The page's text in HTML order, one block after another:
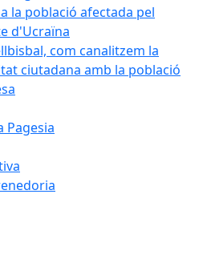
la població afectada pel
d'Ucraïna
com canalitzem la
ciutadana amb la població
Pagesia